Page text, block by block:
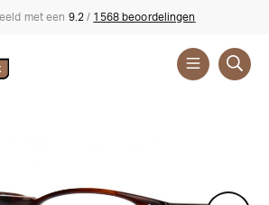
met een 9.2 / 1568 beoordelingen